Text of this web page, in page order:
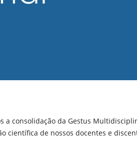
a consolidação da Gestus
científica de nossos docentes e